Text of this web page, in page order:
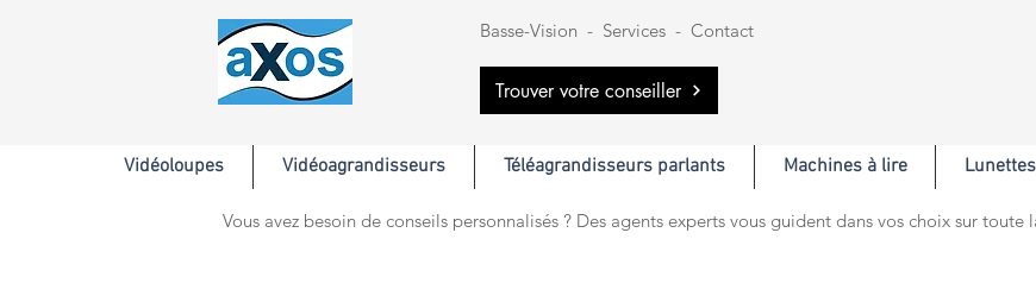
Basse-Vision - Services - Contact
Trouver votre conseiller
Vidéoloupes Vidéoagrandisseurs Téléagrandisseurs parlants Machines à lire
Vous avez besoin de conseils personnalisés ? Des agents experts vous guident dans vos choix sur toute